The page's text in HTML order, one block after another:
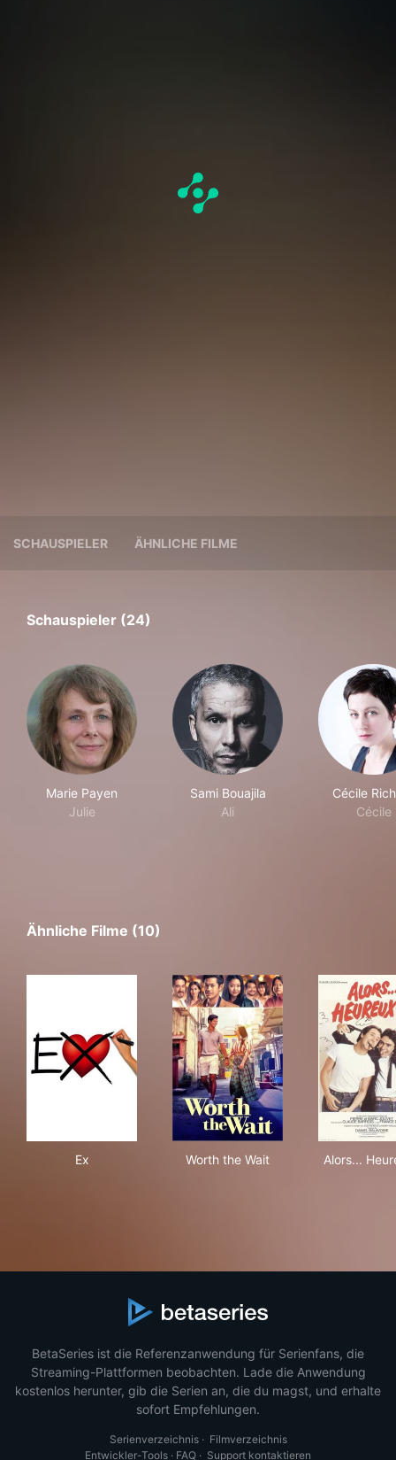
SCHAUSPIELER ÄHNLICHE FILME
Schauspieler (24)
Marie Payen
Julie
Sami Bouajila
Ali
Cécile
Cécile
Ähnliche Filme (10)
Ex Worth the Wait Alors...
BetaSeries ist die Referenzanwendung für Serienfans, die
Streaming-Plattformen beobachten. Lade die Anwendung
kostenlos herunter, gib die Serien an, die du magst, und erhalte
sofort Empfehlungen.
Serienverzeichnis· Filmverzeichnis
Entwickler-Tools · FAQ · Support kontaktieren